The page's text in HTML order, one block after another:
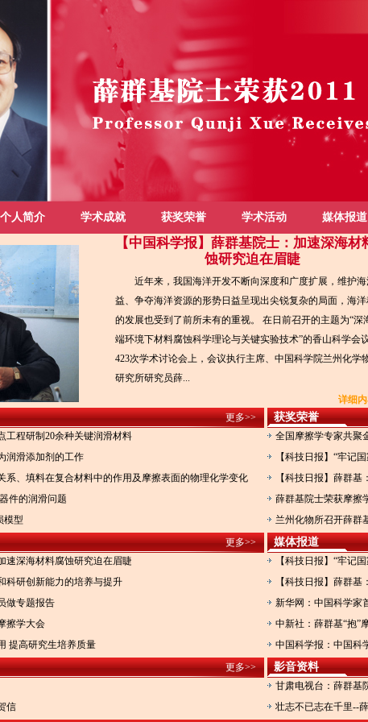
个人简介 学术成就 获奖荣誉 学术活动 媒体报道
【中国科学报】薛群基院士：加速深海材
蚀研究迫在眉睫
近年来，我国海洋开发不断向深度和广度扩展，维护海
益、争夺海洋资源的形势日益呈现出尖锐复杂的局面，海
的发展也受到了前所未有的重视。 在日前召开的主题为“深
端环境下材料腐蚀科学理论与关键实验技术”的香山科学会
423次学术讨论会上，会议执行主席、中国科学院兰州化学
研究所研究员薛...
详细
更多>>
工程研制20余种关键润滑材料
润滑添加剂的工作
系、填料在复合材料中的作用及摩擦表面的物理化学变化
件的润滑问题
模型
获奖荣誉
全国摩擦学专家共聚
【科技日报】“牢记
【科技日报】薛群
薛群基院士荣获摩擦
兰州化物所召开薛群
更多>>
速深海材料腐蚀研究迫在眉睫
科研创新能力的培养与提升
做专题报告
擦学大会
提高研究生培养质量
媒体报道
【科技日报】“牢记
【科技日报】薛群
新华网：中国科学家
中新社：薛群基“抱”
中国科学报：中国科
更多>>
信
影音资料
甘肃电视台：薛群基
壮志不已志在千里--